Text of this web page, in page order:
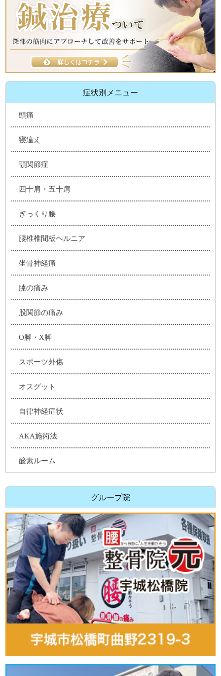
症状別メニュー
頭痛
寝違え
顎関節症
四十肩・五十肩
ぎっくり腰
腰椎椎間板ヘルニア
坐骨神経痛
膝の痛み
股関節の痛み
O脚・X脚
スポーツ外傷
オスグット
自律神経症状
AKA施術法
酸素ルーム
グループ院